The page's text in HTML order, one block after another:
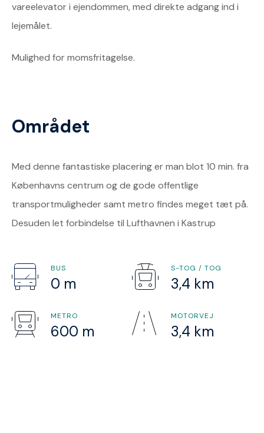
vareelevator i ejendommen, med direkte adgang ind i
lejemålet.
Mulighed for momsfritagelse.
Området
Med denne fantastiske placering er man blot 10 min. fra
Københavns centrum og de gode offentlige
transportmuligheder samt metro findes meget tæt på.
Desuden let forbindelse til Lufthavnen i Kastrup
BUS
0 m
S-TOG / TOG
3,4 km
METRO
600 m
MOTORVEJ
3,4 km